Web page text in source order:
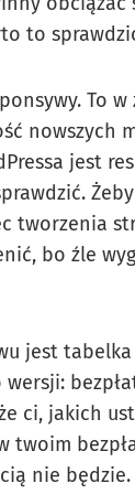
to
To w
nowszych
jest
tworzenia
bo źle
jest tabelka
ci, jakich
twoim
nie